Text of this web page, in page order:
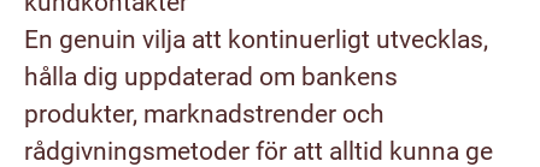
En genuin vilja att kontinuerligt utvecklas,
hålla dig uppdaterad om bankens
produkter, marknadstrender och
rådgivningsmetoder för att alltid kunna ge